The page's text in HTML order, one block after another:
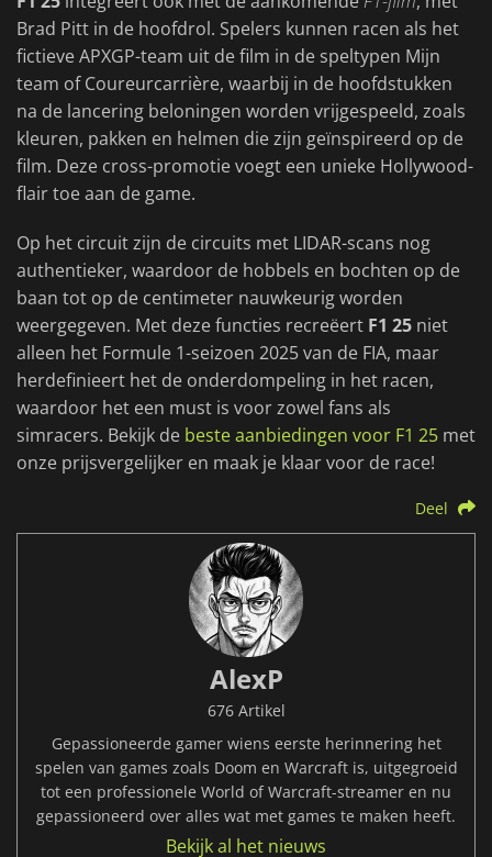
Brad Pitt in de hoofdrol. Spelers kunnen racen als het
fictieve APXGP-team uit de film in de speltypen Mijn
team of Coureurcarrière, waarbij in de hoofdstukken
na de lancering beloningen worden vrijgespeeld, zoals
kleuren, pakken en helmen die zijn geïnspireerd op de
film. Deze cross-promotie voegt een unieke Hollywood-
flair toe aan de game.
Op het circuit zijn de circuits met LIDAR-scans nog
authentieker, waardoor de hobbels en bochten op de
baan tot op de centimeter nauwkeurig worden
weergegeven. Met deze functies recreëert F1 25 niet
alleen het Formule 1-seizoen 2025 van de FIA, maar
herdefinieert het de onderdompeling in het racen,
waardoor het een must is voor zowel fans als
simracers. Bekijk de beste aanbiedingen voor F1 25 met
onze prijsvergelijker en maak je klaar voor de race!
Deel
AlexP
676 Artikel
Gepassioneerde gamer wiens eerste herinnering het
spelen van games zoals Doom en Warcraft is, uitgegroeid
tot een professionele World of Warcraft-streamer en nu
gepassioneerd over alles wat met games te maken heeft.
Bekijk al het nieuws